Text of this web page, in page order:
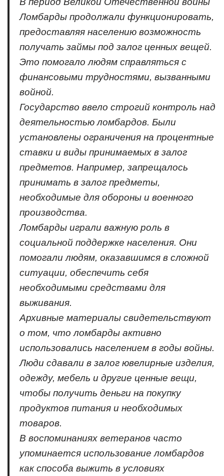
Ломбарды продолжали функционировать,
предоставляя населению возможность
получать займы под залог ценных вещей.
Это помогало людям справляться с
финансовыми трудностями, вызванными
войной.
Государство ввело строгий контроль над
деятельностью ломбардов. Были
установлены ограничения на процентные
ставки и виды принимаемых в залог
предметов. Например, запрещалось
принимать в залог предметы,
необходимые для обороны и военного
производства.
Ломбарды играли важную роль в
социальной поддержке населения. Они
помогали людям, оказавшимся в сложной
ситуации, обеспечить себя
необходимыми средствами для
выживания.
Архивные материалы свидетельствуют
о том, что ломбарды активно
использовались населением в годы войны.
Люди сдавали в залог ювелирные изделия,
одежду, мебель и другие ценные вещи,
чтобы получить деньги на покупку
продуктов питания и необходимых
товаров.
В воспоминаниях ветеранов часто
упоминается использование ломбардов
как способа выжить в условиях